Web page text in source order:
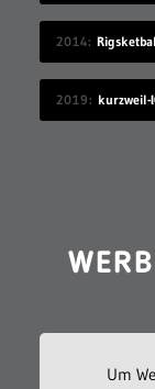
2014
2019 kurzweil-
Um